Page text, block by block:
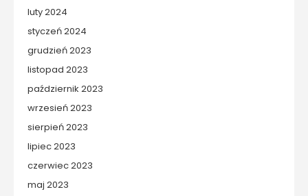
luty 2024
styczeń 2024
grudzień 2023
listopad 2023
październik 2023
wrzesień 2023
sierpień 2023
lipiec 2023
czerwiec 2023
maj 2023